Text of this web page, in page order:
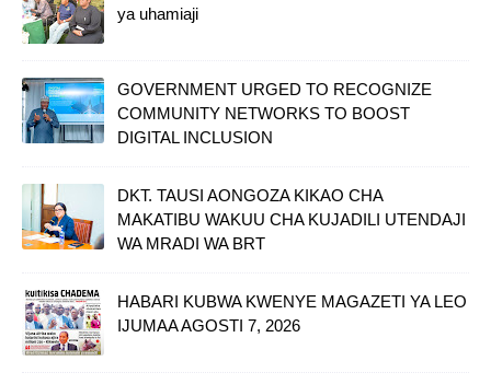
ya uhamiaji
GOVERNMENT URGED TO RECOGNIZE
COMMUNITY NETWORKS TO BOOST
DIGITAL INCLUSION
DKT. TAUSI AONGOZA KIKAO CHA
MAKATIBU WAKUU CHA KUJADILI UTENDAJI
WA MRADI WA BRT
HABARI KUBWA KWENYE MAGAZETI YA LEO
IJUMAA AGOSTI 7, 2026